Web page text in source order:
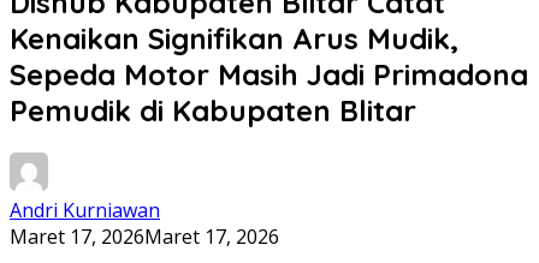
Kenaikan Signifikan Arus Mudik,
Sepeda Motor Masih Jadi Primadona
Pemudik di Kabupaten Blitar
Andri Kurniawan
Maret 17, 2026Maret 17, 2026